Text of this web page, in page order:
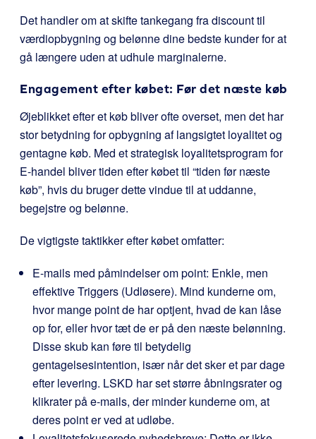
Det handler om at skifte tankegang fra discount til
værdiopbygning og belønne dine bedste kunder for at
gå længere uden at udhule marginalerne.
Engagement efter købet: Før det næste køb
Øjeblikket efter et køb bliver ofte overset, men det har
stor betydning for opbygning af langsigtet loyalitet og
gentagne køb. Med et strategisk loyalitetsprogram for
E-handel bliver tiden efter købet til “tiden før næste
køb”, hvis du bruger dette vindue til at uddanne,
begejstre og belønne.
De vigtigste taktikker efter købet omfatter:
E-mails med påmindelser om point: Enkle, men
effektive Triggers (Udløsere). Mind kunderne om,
hvor mange point de har optjent, hvad de kan låse
op for, eller hvor tæt de er på den næste belønning.
Disse skub kan føre til betydelig
gentagelsesintention, især når det sker et par dage
efter levering. LSKD har set større åbningsrater og
klikrater på e-mails, der minder kunderne om, at
deres point er ved at udløbe.